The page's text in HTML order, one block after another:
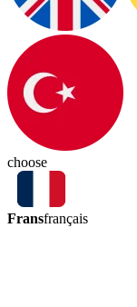
choose
Fransfrançais